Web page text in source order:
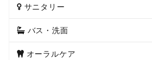
サニタリー
バス・洗面
オーラルケア